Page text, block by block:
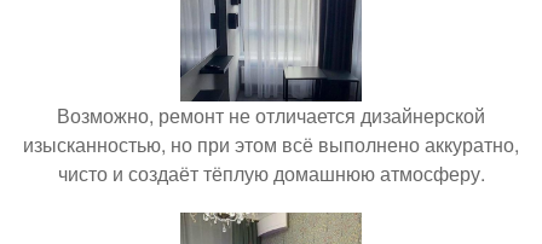
Возможно, ремонт не отличается дизайнерской
изысканностью, но при этом всё выполнено аккуратно,
чисто и создаёт тёплую домашнюю атмосферу.